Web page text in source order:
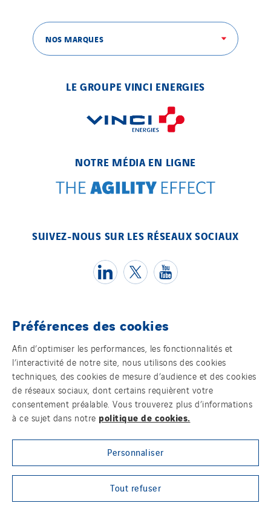
NOS MARQUES
LE GROUPE VINCI ENERGIES
NOTRE MÉDIA EN LIGNE
SUIVEZ-NOUS SUR LES RÉSEAUX SOCIAUX
Témoins
Mentions légales
Politique de confidentialité des données
Contact
Plan d’accessibilité 2026-2029 | Instech
Télécommunication – Axians Canada
Sites du groupe
Préférences des cookies
Afin d’optimiser les performances, les fonctionnalités et
l’interactivité de notre site, nous utilisons des cookies
techniques, des cookies de mesure d’audience et des cookies
de réseaux sociaux, dont certains requièrent votre
consentement préalable. Vous trouverez plus d’informations
à ce sujet dans notre politique de cookies.
Personnaliser
Tout refuser